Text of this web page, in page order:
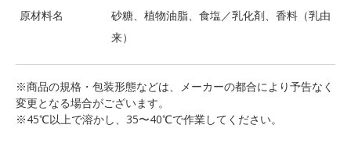
原材料名
砂糖、植物油脂、食塩／乳化剤、香料（乳由
来）
※商品の規格・包装形態などは、メーカーの都合により予告なく
変更となる場合がございます。
※45℃以上で溶かし、35〜40℃で作業してください。